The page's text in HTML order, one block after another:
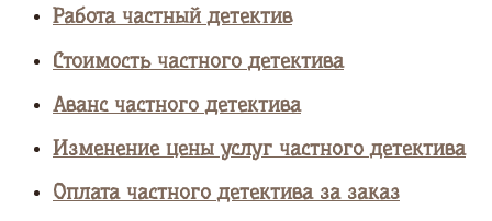
Работа частный детектив
Стоимость частного детектива
Аванс частного детектива
Изменение цены услуг частного детектива
Оплата частного детектива за заказ